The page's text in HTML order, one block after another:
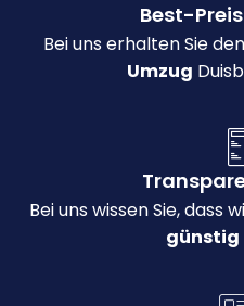
Best-
Bei uns erhalten Sie den
Umzug
Bei uns wissen Sie, dass
günstig